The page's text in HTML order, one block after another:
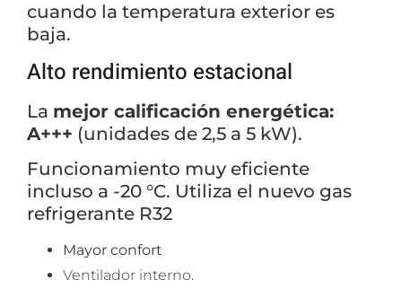
CATEGORIAS ▾
cuando la temperatura exterior es
baja.
Alto rendimiento estacional
La mejor calificación energética:
A+++ (unidades de 2,5 a 5 kW).
Funcionamiento muy eficiente
incluso a -20 °C. Utiliza el nuevo gas
refrigerante R32
Mayor confort
Ventilador interno.